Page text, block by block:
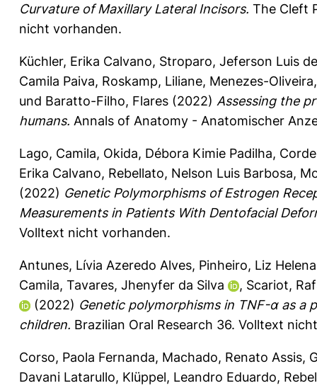
Curvature of Maxillary Lateral Incisors. The Cleft
nicht vorhanden.
Küchler, Erika Calvano, Stroparo, Jeferson Luis
Camila Paiva, Roskamp, Liliane, Menezes-
und Baratto-Filho, Flares (2022) Assessing the
humans. Annals of Anatomy - Anatomischer
Lago, Camila, Okida, Débora Kimie Padilha,
Erika Calvano, Rebellato, Nelson Luis Barbosa,
(2022) Genetic Polymorphisms of Estrogen
Measurements in Patients With Dentofacial
Volltext nicht vorhanden.
Antunes, Lívia Azeredo Alves, Pinheiro, Liz
Camila, Tavares, Jhenyfer da Silva , Scariot,
(2022) Genetic polymorphisms in TNF-α as a
children. Brazilian Oral Research 36. Volltext
Corso, Paola Fernanda, Machado, Renato Assis,
Davani Latarullo, Klüppel, Leandro Eduardo,